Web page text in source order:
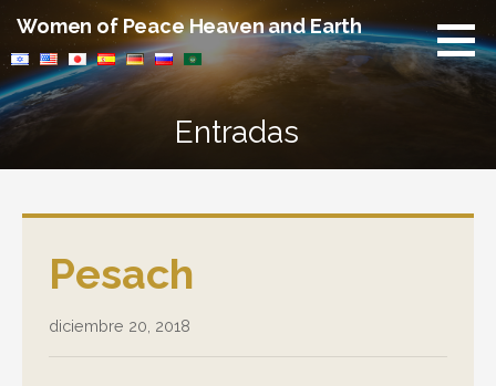
contenido
Women of Peace Heaven and Earth
Entradas
Pesach
diciembre 20, 2018